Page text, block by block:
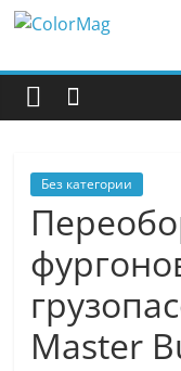
Перейти
содержимому
ColorMag
Demo
Без категории
Master